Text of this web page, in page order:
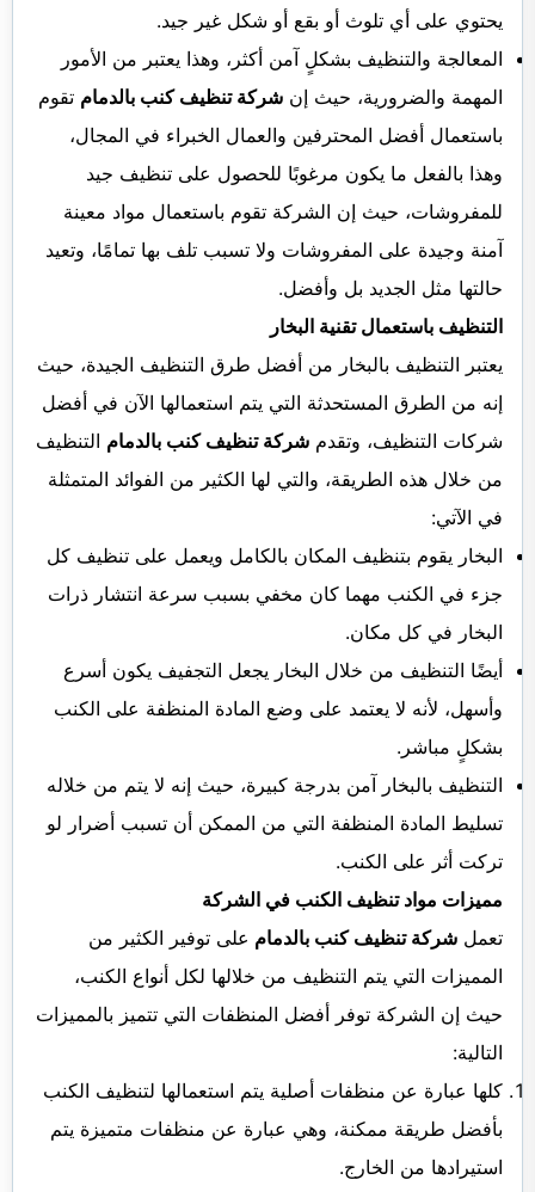
يحتوي على أي تلوث أو بقع أو شكل غير جيد.
المعالجة والتنظيف بشكلٍ آمن أكثر، وهذا يعتبر من الأمور
المهمة والضرورية، حيث إن شركة تنظيف كنب بالدمام تقوم
باستعمال أفضل المحترفين والعمال الخبراء في المجال،
وهذا بالفعل ما يكون مرغوبًا للحصول على تنظيف جيد
للمفروشات، حيث إن الشركة تقوم باستعمال مواد معينة
آمنة وجيدة على المفروشات ولا تسبب تلف بها تمامًا، وتعيد
حالتها مثل الجديد بل وأفضل.
التنظيف باستعمال تقنية البخار
يعتبر التنظيف بالبخار من أفضل طرق التنظيف الجيدة، حيث
إنه من الطرق المستحدثة التي يتم استعمالها الآن في أفضل
شركات التنظيف، وتقدم شركة تنظيف كنب بالدمام التنظيف
من خلال هذه الطريقة، والتي لها الكثير من الفوائد المتمثلة
في الآتي:
البخار يقوم بتنظيف المكان بالكامل ويعمل على تنظيف كل
جزء في الكنب مهما كان مخفي بسبب سرعة انتشار ذرات
البخار في كل مكان.
أيضًا التنظيف من خلال البخار يجعل التجفيف يكون أسرع
وأسهل، لأنه لا يعتمد على وضع المادة المنظفة على الكنب
بشكلٍ مباشر.
التنظيف بالبخار آمن بدرجة كبيرة، حيث إنه لا يتم من خلاله
تسليط المادة المنظفة التي من الممكن أن تسبب أضرار لو
تركت أثر على الكنب.
مميزات مواد تنظيف الكنب في الشركة
تعمل شركة تنظيف كنب بالدمام على توفير الكثير من
المميزات التي يتم التنظيف من خلالها لكل أنواع الكنب،
حيث إن الشركة توفر أفضل المنظفات التي تتميز بالمميزات
التالية:
كلها عبارة عن منظفات أصلية يتم استعمالها لتنظيف الكنب
بأفضل طريقة ممكنة، وهي عبارة عن منظفات متميزة يتم
استيرادها من الخارج.